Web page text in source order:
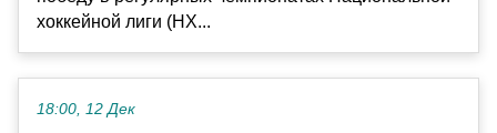
хоккейной лиги (НХ...
18:00, 12 Дек